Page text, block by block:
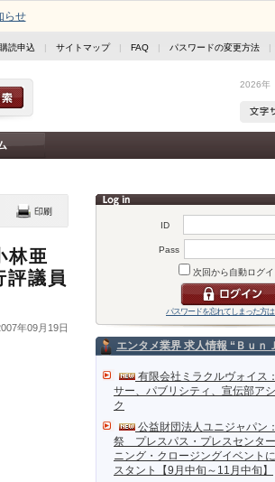
らせ
購読申込 | サイトマップ| FAQ | パスワードの変更方法 |
2026年
ID
Pass
次回から自動ログイ
パスワードを忘れてしまった方
エンタメ業界 求人情報 “Ｂｕｎ
有限会社ミラクルヴォイス
サー、パブリシティ、宣伝部ア
ク
公益財団法人ユニジャパン
祭 プレスパス・プレスセンタ
ニング・クロージングイベント
スタント【9月中旬～11月中旬】
林亜
議員
年09月19日